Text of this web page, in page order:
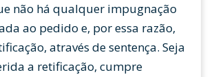
não há qualquer impugnação
ao pedido e, por essa razão,
através de sentença. Seja
a retificação, cumpre